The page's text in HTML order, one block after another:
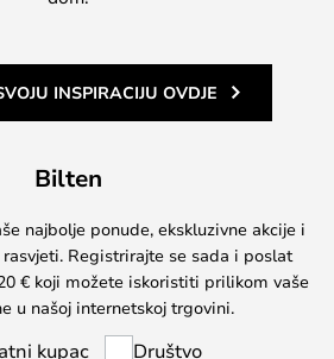
INSPIRACIJU OVDJE
Bilten
najbolje ponude, ekskluzivne akcije i
Registrirajte se sada i poslat
€ koji možete iskoristiti prilikom vaše
u našoj internetskoj trgovini.
kupac Društvo